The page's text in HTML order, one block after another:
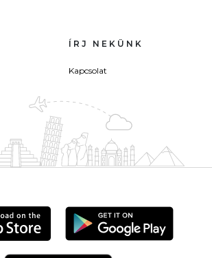
ÍRJ NEKÜNK
Kapcsolat